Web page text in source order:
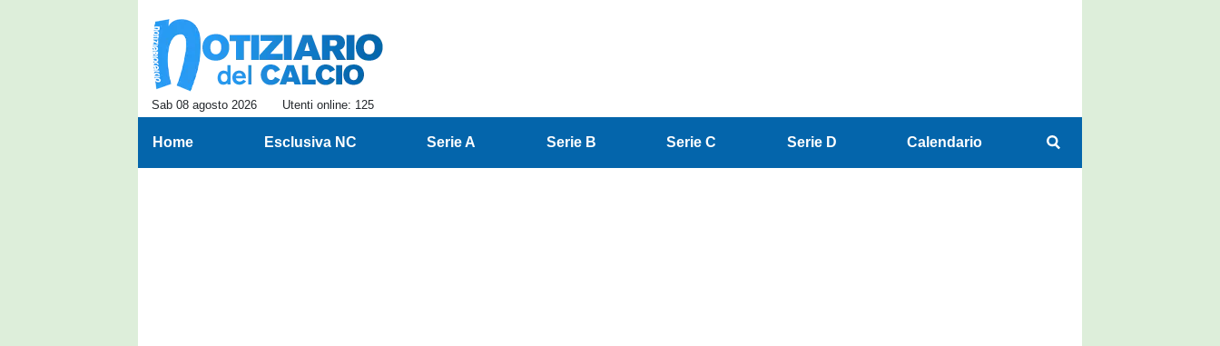
Sab 08 agosto 2026 Utenti online: 125
Home Esclusiva NC Serie A Serie B Serie C Serie D Calendario